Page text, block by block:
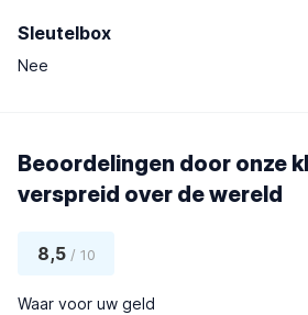
Sleutelbox
Nee
Beoordelingen door onze
verspreid over de wereld
8,5/ 10
Waar voor uw geld